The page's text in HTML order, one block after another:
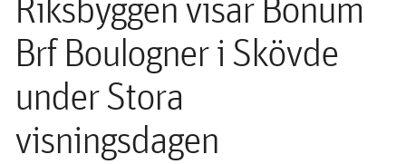
Brf Boulogner i Skövde
under Stora
visningsdagen